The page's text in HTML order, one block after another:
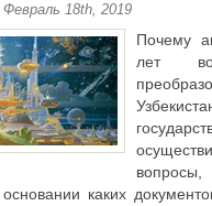
Февраль 18th, 2019
Почему
лет
вопросы,
каких